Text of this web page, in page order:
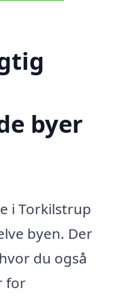
byer
i Torkilstrup
byen. Der
du også
for